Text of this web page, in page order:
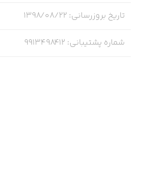
تاریخ بروزرسانی: ۱۳۹۸/۰۸/۲۲
شماره پشتیبانی:
9913498412